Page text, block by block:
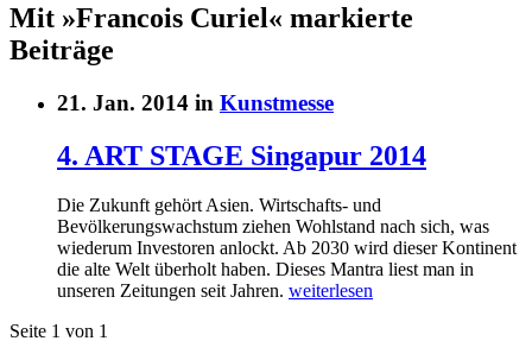
Mit »Francois Curiel« markierte
Beiträge
21. Jan. 2014 in Kunstmesse
4. ART STAGE Singapur 2014
Die Zukunft gehört Asien. Wirtschafts- und
Bevölkerungswachstum ziehen Wohlstand nach sich, was
wiederum Investoren anlockt. Ab 2030 wird dieser Kontinent
die alte Welt überholt haben. Dieses Mantra liest man in
unseren Zeitungen seit Jahren. weiterlesen
Seite 1 von 1